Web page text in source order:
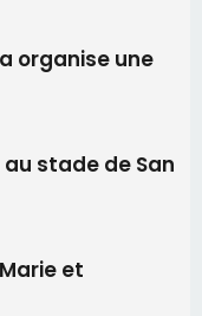
organise une
stade de San
et